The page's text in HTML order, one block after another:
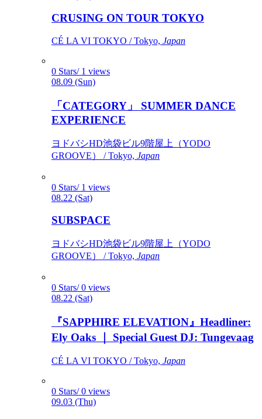
CRUSING ON TOUR TOKYO
CÉ LA VI TOKYO / Tokyo, Japan
0 Stars/ 1 views
08.09 (Sun)
「CATEGORY」 SUMMER DANCE
EXPERIENCE
ヨドバシHD池袋ビル9階屋上（YODO
GROOVE） / Tokyo, Japan
0 Stars/ 1 views
08.22 (Sat)
SUBSPACE
ヨドバシHD池袋ビル9階屋上（YODO
GROOVE） / Tokyo, Japan
0 Stars/ 0 views
08.22 (Sat)
『SAPPHIRE ELEVATION』Headliner:
Ely Oaks ｜ Special Guest DJ: Tungevaag
CÉ LA VI TOKYO / Tokyo, Japan
0 Stars/ 0 views
09.03 (Thu)